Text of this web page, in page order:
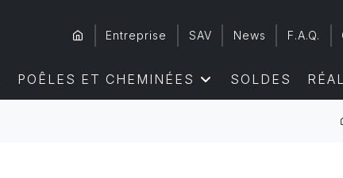
Entreprise SAV News F.A.Q.
POÊLES ET CHEMINÉES SOLDES